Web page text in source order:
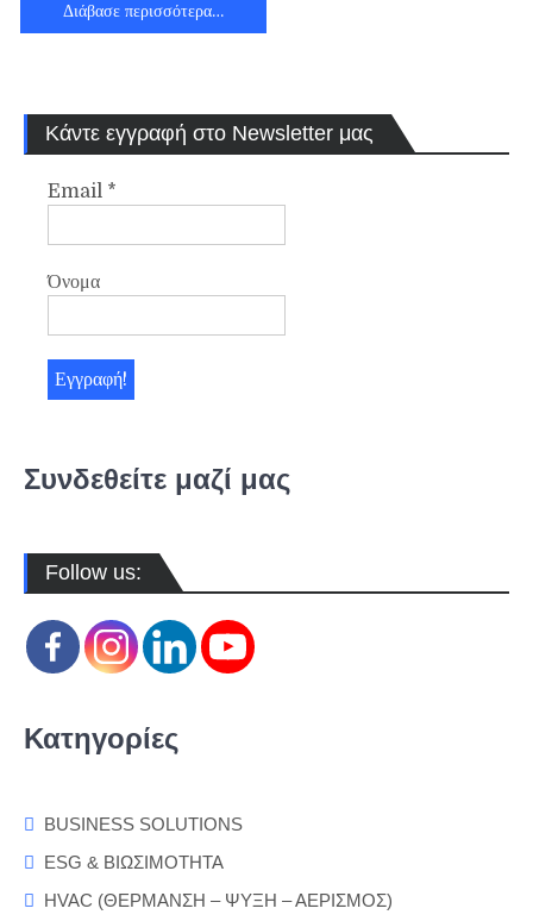
Διάβασε περισσότερα…
Κάντε εγγραφή στο Newsletter μας
Email *
Όνομα
Συνδεθείτε μαζί μας
Follow us:
Κατηγορίες
BUSINESS SOLUTIONS
ESG & ΒΙΩΣΙΜΟΤΗΤΑ
HVAC (ΘΕΡΜΑΝΣΗ – ΨΥΞΗ – ΑΕΡΙΣΜΟΣ)